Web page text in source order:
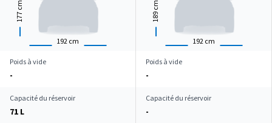
192 cm
177
cm
192 cm
189
cm
Poids à vide
-
Poids à vide
-
Capacité du réservoir
71 L
Capacité du réservoir
-